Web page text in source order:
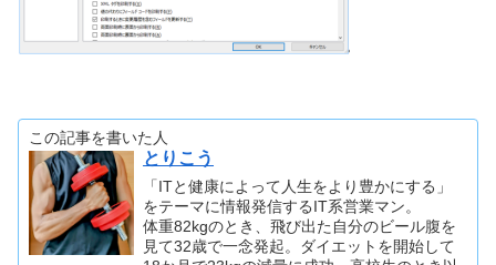
この記事を書いた人
とりこう
「ITと健康によって人生をより豊かにする」
をテーマに情報発信するIT系営業マン。
体重82kgのとき、飛び出た自分のビール腹を
見て32歳で一念発起。ダイエットを開始して